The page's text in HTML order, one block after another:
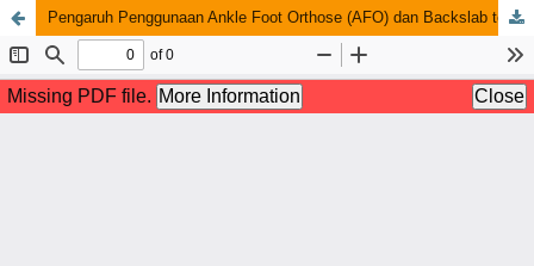
Pengaruh Penggunaan Ankle Foot Orthose (AFO) dan Backslab terhadap Kualitas Hidup pada Pasien Cerebral Palsy